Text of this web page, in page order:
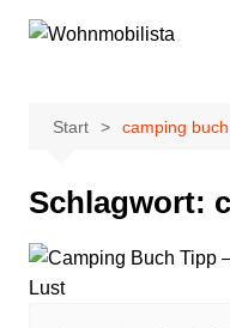
Inhalt
Start camping buch
Schlagwort: